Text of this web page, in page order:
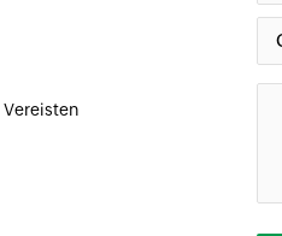
Vereisten